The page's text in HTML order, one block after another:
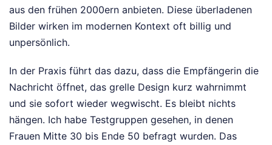
aus den frühen 2000ern anbieten. Diese überladenen
Bilder wirken im modernen Kontext oft billig und
unpersönlich.
In der Praxis führt das dazu, dass die Empfängerin die
Nachricht öffnet, das grelle Design kurz wahrnimmt
und sie sofort wieder wegwischt. Es bleibt nichts
hängen. Ich habe Testgruppen gesehen, in denen
Frauen Mitte 30 bis Ende 50 befragt wurden. Das